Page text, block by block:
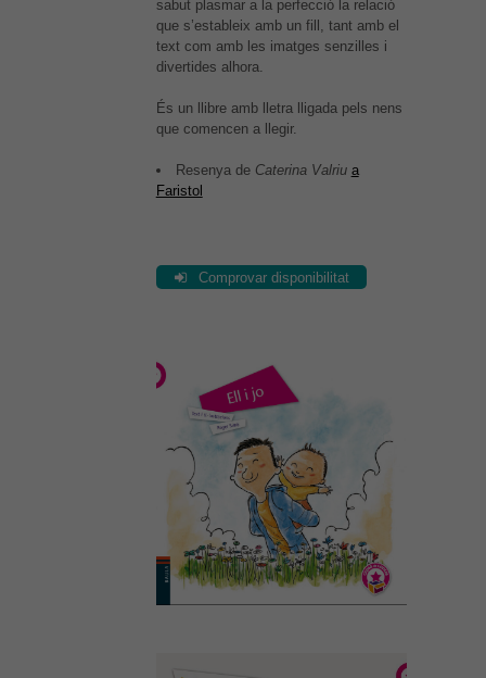
sabut plasmar a la perfecció la relació
que s’estableix amb un fill, tant amb el
text com amb les imatges senzilles i
divertides alhora.
És un llibre amb lletra lligada pels nens
que comencen a llegir.
Resenya de Caterina Valriu a
Faristol
Comprovar disponibilitat